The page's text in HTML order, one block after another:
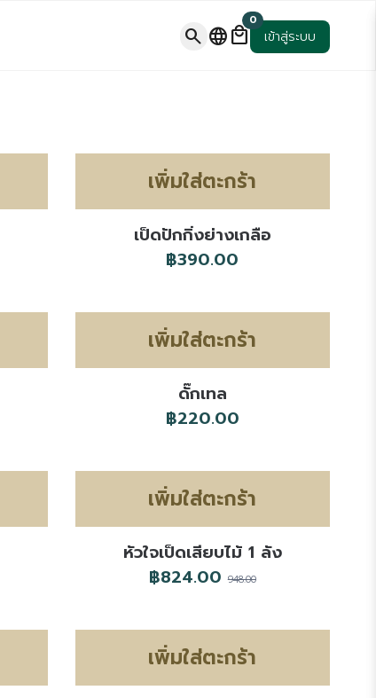
search languagelocal_mall
0
เข้าสู่ระบบ
เพิ่มใส่ตะกร้า
เป็ดปักกิ่งย่างเกลือ
฿390.00
เพิ่มใส่ตะกร้า
ดั๊กเทล
฿220.00
เพิ่มใส่ตะกร้า
หัวใจเป็ดเสียบไม้ 1 ลัง
฿824.00948.00
เพิ่มใส่ตะกร้า